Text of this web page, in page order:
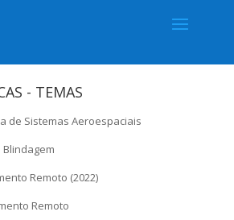
- TEMAS
de Sistemas Aeroespaciais
Blindagem
Remoto (2022)
Remoto